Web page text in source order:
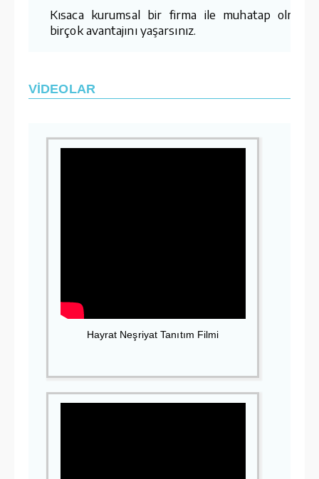
Kısaca kurumsal bir firma ile muhatap
birçok avantajını yaşarsınız.
VİDEOLAR
Hayrat Neşriyat Tanıtım Filmi